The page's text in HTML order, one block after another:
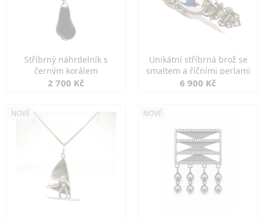
Stříbrný náhrdelník s
černým korálem
2 700 Kč
Unikátní stříbrná brož se
smaltem a říčními perlami
6 900 Kč
NOVÉ NOVÉ